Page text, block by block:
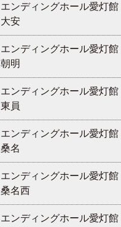
エンディングホール愛灯館
大安
エンディングホール愛灯館
朝明
エンディングホール愛灯館
東員
エンディングホール愛灯館
桑名
エンディングホール愛灯館
桑名西
エンディングホール愛灯館